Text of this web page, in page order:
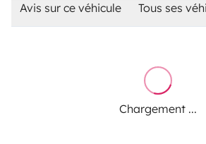
Avis sur ce véhicule Tous ses
Chargement ...